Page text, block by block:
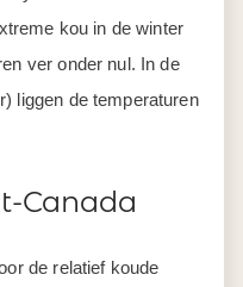
kou in de winter
ver onder nul. In de
liggen de temperaturen
Canada
de relatief koude